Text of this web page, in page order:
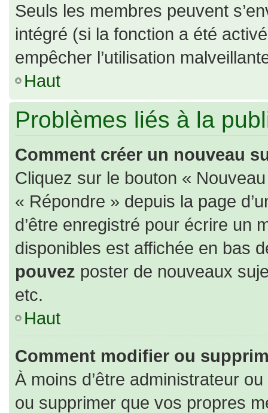
Seuls les membres peuvent
intégré (si la fonction a été
empêcher l’utilisation
Haut
Problèmes liés à la
Comment créer un nouveau
Cliquez sur le bouton «
« Répondre » depuis la page
d’être enregistré pour écrire un
disponibles est affichée en bas
pouvez poster de nouveaux
etc.
Haut
Comment modifier ou
À moins d’être administrateur
ou supprimer que vos propres